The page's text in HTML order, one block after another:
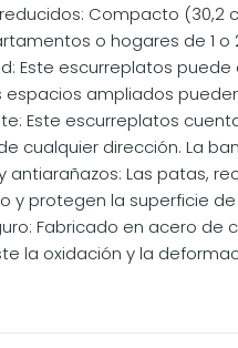
Compacto (30,2
o hogares de 1 o
Este escurreplatos
espacios ampliados
Este escurreplatos
cualquier dirección. La
antiarañazos: Las patas,
y protegen la superficie
Fabricado en acero
la oxidación y la